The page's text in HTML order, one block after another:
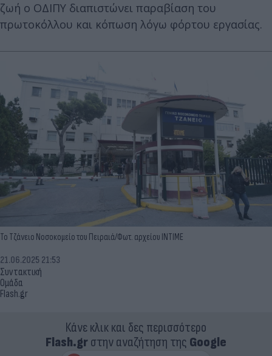
ζωή ο ΟΔΙΠΥ διαπιστώνει παραβίαση του
πρωτοκόλλου και κόπωση λόγω φόρτου εργασίας.
Το Τζάνειο Νοσοκομείο του Πειραιά/Φωτ. αρχείου INTIME
Συντακτική
Ομάδα
Flash.gr
21.06.2025 21:53
Κάνε κλικ και δες περισσότερο
Flash.grστην αναζήτηση της Google